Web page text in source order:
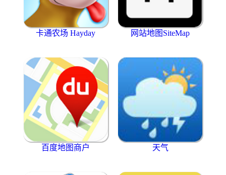
卡通农场 Hayday 网站地图SiteMap
百度地图商户 天气